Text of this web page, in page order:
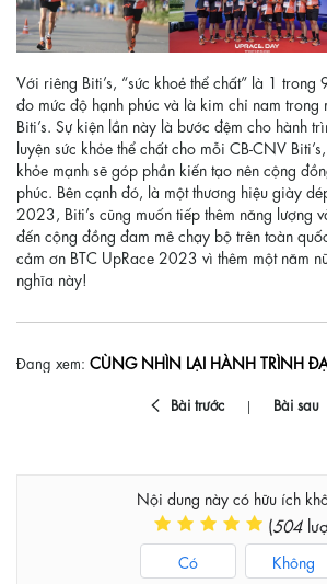
Với riêng Biti’s, “sức khoẻ thể chất” là 1 trong
đo mức độ hạnh phúc và là kim chỉ nam trong
Biti’s. Sự kiện lần này là bước đệm cho hành
luyện sức khỏe thể chất cho mỗi CB-CNV
khỏe mạnh sẽ góp phần kiến tạo nên cộng
phúc. Bên cạnh đó, là một thương hiệu giày
2023, Biti’s cũng muốn tiếp thêm năng lượng
đến cộng đồng đam mê chạy bộ trên toàn
cảm ơn BTC UpRace 2023 vì thêm một năm
nghĩa này!
Đang xem: CÙNG NHÌN LẠI HÀNH TRÌNH ĐẠT TOP 5 UPRACE
Bài trước Bài sau
Nội dung này có hữu ích
(504
Có Không